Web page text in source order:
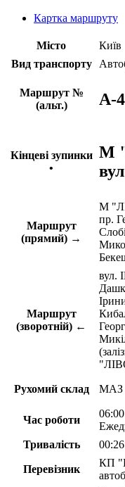
Картка маршруту
Місто
Київ
Вид транспорту
Маршрут №
(альт.)
A-
Кінцеві зупинки
•
М
Маршрут
(прямий) →
М
пр.
Маршрут
(зворотній) ←
вул.
Рухомий склад МАЗ
Час роботи
Тривалість 00:26
Перевізник
КП